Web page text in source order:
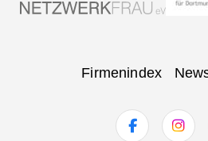
Firmenindex